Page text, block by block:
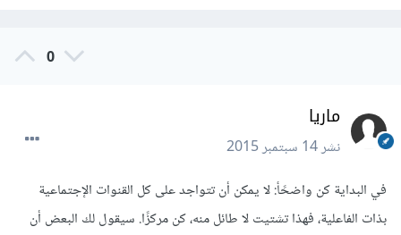
0
ماريا
نشر14 سبتمبر 2015
في البداية كن واضحًأ: لا يمكن أن تتواجد على كل القنوات الإجتماعية
بذات الفاعلية، فهذا تشتيت لا طائل منه، كن مركزًا. سيقول لك البعض أن